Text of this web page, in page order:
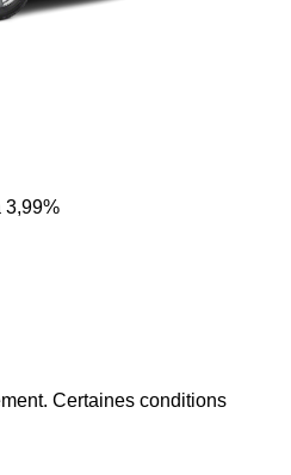
3,99%
Certaines conditions